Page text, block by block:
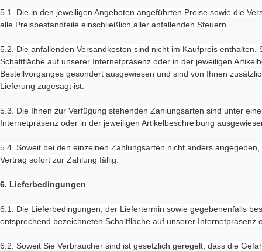
5.1. Die in den jeweiligen Angeboten angeführten Preise sowie die
alle Preisbestandteile einschließlich aller anfallenden Steuern.
5.2. Die anfallenden Versandkosten sind nicht im Kaufpreis
Schaltfläche auf unserer Internetpräsenz oder in der jeweiligen
Bestellvorganges gesondert ausgewiesen und sind von Ihnen
Lieferung zugesagt ist.
5.3. Die Ihnen zur Verfügung stehenden Zahlungsarten sind unter
Internetpräsenz oder in der jeweiligen Artikelbeschreibung
5.4. Soweit bei den einzelnen Zahlungsarten nicht anders
Vertrag sofort zur Zahlung fällig.
6. Lieferbedingungen
6.1. Die Lieferbedingungen, der Liefertermin sowie gegebenenfalls
entsprechend bezeichneten Schaltfläche auf unserer Internetpräsenz
6.2. Soweit Sie Verbraucher sind ist gesetzlich geregelt, dass die